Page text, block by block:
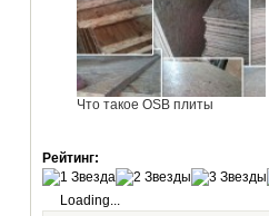
Что такое OSB плиты
Рейтинг:
Loading...